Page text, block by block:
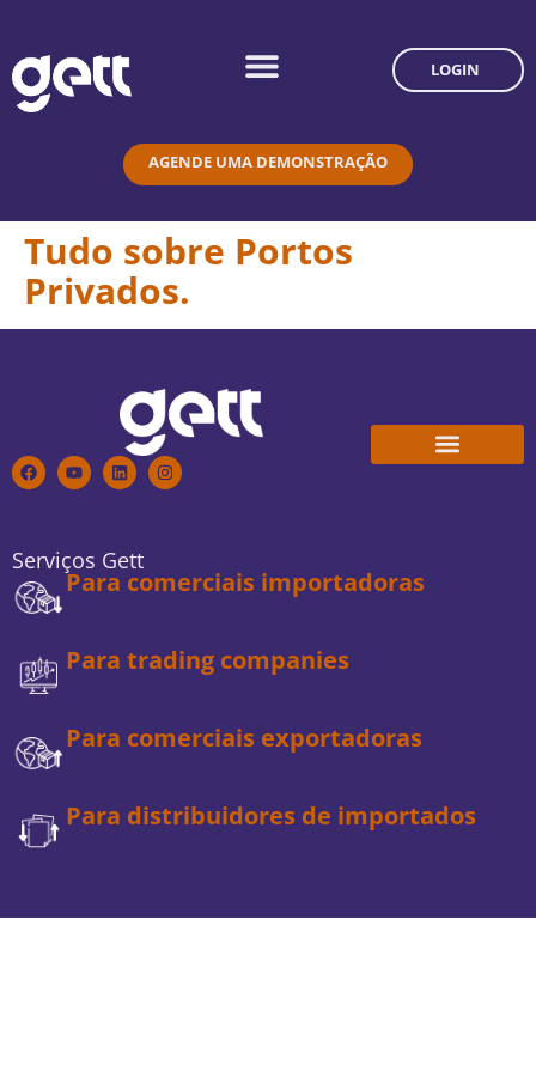
LOGIN
AGENDE UMA DEMONSTRAÇÃO
Tudo sobre Portos
Privados.
Serviços Gett
Para comerciais importadoras
Para trading companies
Para comerciais exportadoras
Para distribuidores de importados